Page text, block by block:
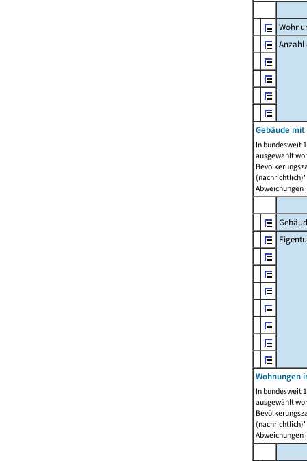
Anzahl
Gebäude
In bundesweit
ausgewählt
Abweichungen
Wohnungen
In bundesweit
ausgewählt
Abweichungen